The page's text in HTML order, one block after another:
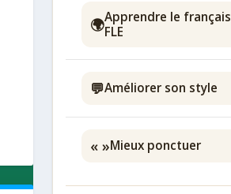
🌍Apprendre le français
FLE
💬Améliorer son style
« »Mieux ponctuer